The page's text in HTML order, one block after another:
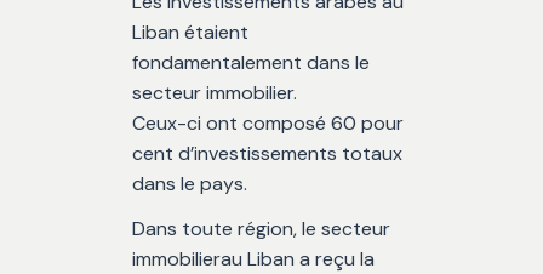
Liban étaient
fondamentalement dans le
secteur immobilier.
Ceux-ci ont composé 60 pour
cent d’investissements totaux
dans le pays.
Dans toute région, le secteur
immobilierau Liban a reçu la